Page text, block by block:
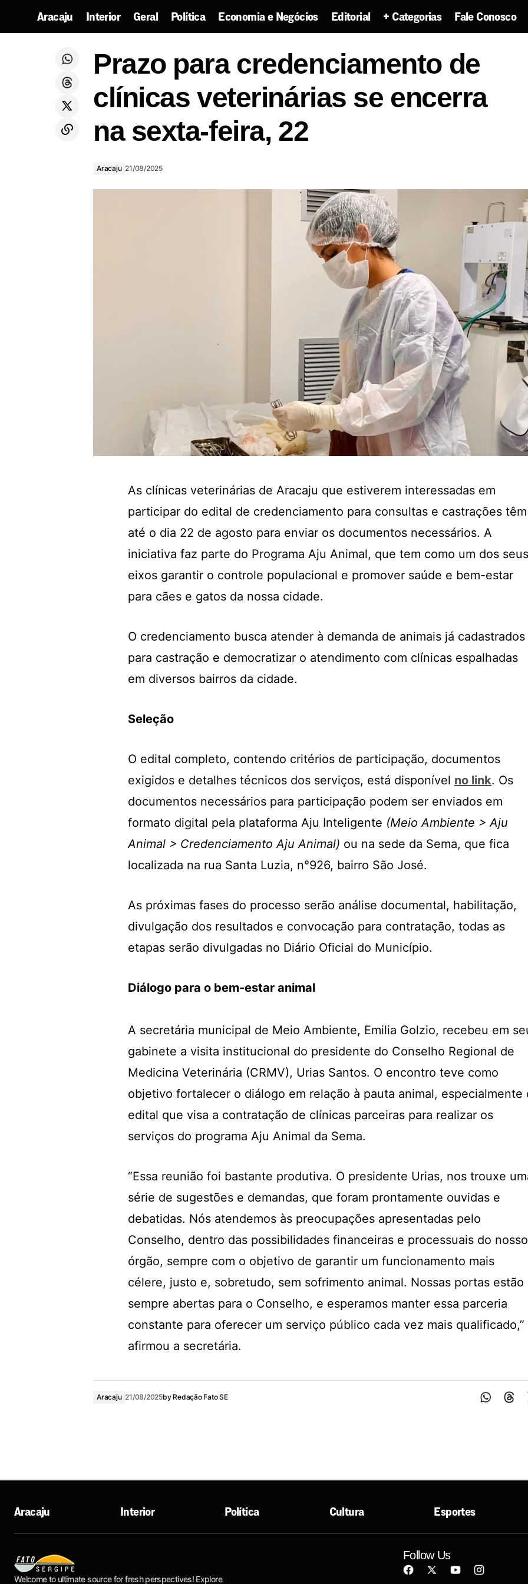
Aracaju Interior Geral Política Economia e Negócios Editorial + Categorias Fale Conosco
comando do PL em Sergipe? Redes
sociais já apontam o caminho
22
Prazo para credenciamento de
clínicas veterinárias se encerra
na sexta-feira, 22
Aracaju 21/08/2025
As clínicas veterinárias de Aracaju que estiverem interessadas em
participar do edital de credenciamento para consultas e castrações têm
até o dia 22 de agosto para enviar os documentos necessários. A
iniciativa faz parte do Programa Aju Animal, que tem como um dos seus
eixos garantir o controle populacional e promover saúde e bem-estar
para cães e gatos da nossa cidade.
O credenciamento busca atender à demanda de animais já cadastrados
para castração e democratizar o atendimento com clínicas espalhadas
em diversos bairros da cidade.
Seleção
O edital completo, contendo critérios de participação, documentos
exigidos e detalhes técnicos dos serviços, está disponível no link. Os
documentos necessários para participação podem ser enviados em
formato digital pela plataforma Aju Inteligente (Meio Ambiente > Aju
Animal > Credenciamento Aju Animal) ou na sede da Sema, que fica
localizada na rua Santa Luzia, n°926, bairro São José.
As próximas fases do processo serão análise documental, habilitação,
divulgação dos resultados e convocação para contratação, todas as
etapas serão divulgadas no Diário Oficial do Município.
Diálogo para o bem-estar animal
A secretária municipal de Meio Ambiente, Emilia Golzio, recebeu em
gabinete a visita institucional do presidente do Conselho Regional de
Medicina Veterinária (CRMV), Urias Santos. O encontro teve como
objetivo fortalecer o diálogo em relação à pauta animal, especialmente
edital que visa a contratação de clínicas parceiras para realizar os
serviços do programa Aju Animal da Sema.
“Essa reunião foi bastante produtiva. O presidente Urias, nos trouxe
série de sugestões e demandas, que foram prontamente ouvidas e
debatidas. Nós atendemos às preocupações apresentadas pelo
Conselho, dentro das possibilidades financeiras e processuais do nosso
órgão, sempre com o objetivo de garantir um funcionamento mais
célere, justo e, sobretudo, sem sofrimento animal. Nossas portas estão
sempre abertas para o Conselho, e esperamos manter essa parceria
constante para oferecer um serviço público cada vez mais qualificado,”
afirmou a secretária.
Aracaju 21/08/2025by Redação Fato SE
Welcome to ultimate source for fresh perspectives! Explore
Aracaju Interior Política Cultura Esportes
Follow Us